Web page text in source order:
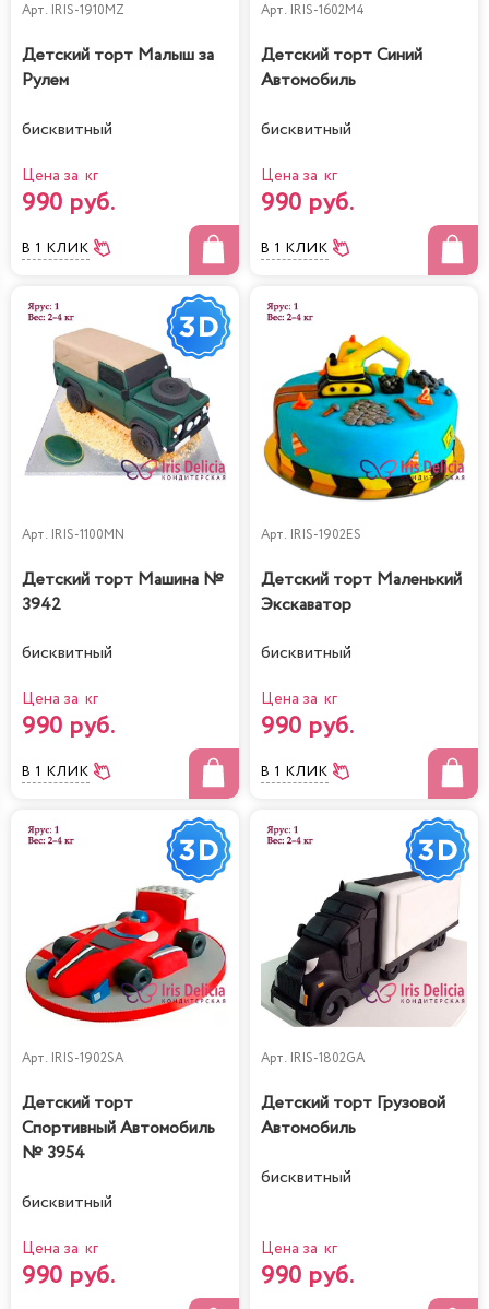
Арт. IRIS-1910MZ
Детский торт Малыш за
Рулем
бисквитный
Цена за кг
990 руб.
В 1 КЛИК
Арт. IRIS-1602M4
Детский торт Синий
Автомобиль
бисквитный
Цена за кг
990 руб.
В 1 КЛИК
Арт. IRIS-1100MN
Детский торт Машина №
3942
бисквитный
Цена за кг
990 руб.
В 1 КЛИК
Арт. IRIS-1902ES
Детский торт Маленький
Экскаватор
бисквитный
Цена за кг
990 руб.
В 1 КЛИК
Арт. IRIS-1902SA
Детский торт
Спортивный Автомобиль
№ 3954
бисквитный
Цена за кг
990 руб.
Арт. IRIS-1802GA
Детский торт Грузовой
Автомобиль
бисквитный
Цена за кг
990 руб.